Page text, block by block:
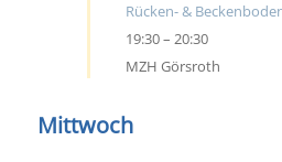
Rücken- &
19:30– 20:30
MZH Görsroth
Mittwoch